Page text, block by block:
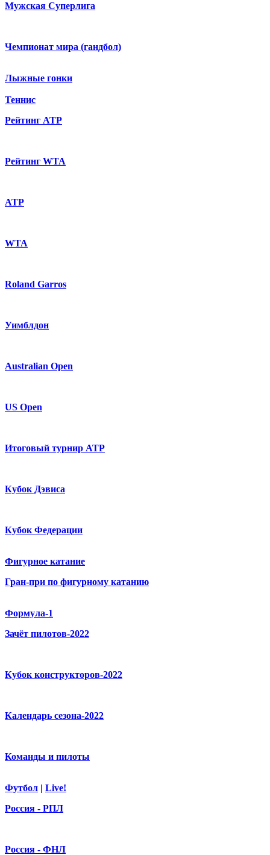
Мужская Суперлига
Чемпионат мира (гандбол)
Лыжные гонки
Теннис
Рейтинг ATP
Рейтинг WTA
ATP
WTA
Roland Garros
Уимблдон
Australian Open
US Open
Итоговый турнир ATP
Кубок Дэвиса
Кубок Федерации
Фигурное катание
Гран-при по фигурному катанию
Формула-1
Зачёт пилотов-2022
Кубок конструкторов-2022
Календарь сезона-2022
Команды и пилоты
Футбол | Live!
Россия - РПЛ
Россия - ФНЛ